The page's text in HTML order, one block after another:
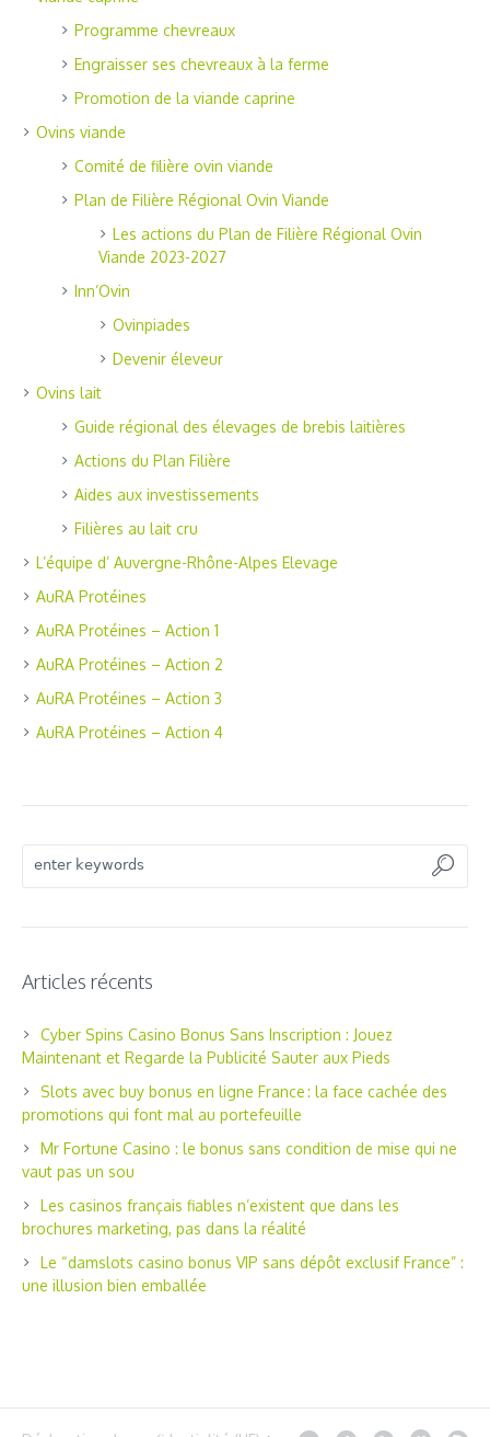
Programme chevreaux
Engraisser ses chevreaux à la ferme
Promotion de la viande caprine
Ovins viande
Comité de filière ovin viande
Plan de Filière Régional Ovin Viande
Les actions du Plan de Filière Régional Ovin
Viande 2023-2027
Inn’Ovin
Ovinpiades
Devenir éleveur
Ovins lait
Guide régional des élevages de brebis laitières
Actions du Plan Filière
Aides aux investissements
Filières au lait cru
L’équipe d’ Auvergne-Rhône-Alpes Elevage
AuRA Protéines
AuRA Protéines – Action 1
AuRA Protéines – Action 2
AuRA Protéines – Action 3
AuRA Protéines – Action 4
Articles récents
Cyber Spins Casino Bonus Sans Inscription : Jouez
Maintenant et Regarde la Publicité Sauter aux Pieds
Slots avec buy bonus en ligne France : la face cachée des
promotions qui font mal au portefeuille
Mr Fortune Casino : le bonus sans condition de mise qui ne
vaut pas un sou
Les casinos français fiables n’existent que dans les
brochures marketing, pas dans la réalité
Le “damslots casino bonus VIP sans dépôt exclusif France” :
une illusion bien emballée